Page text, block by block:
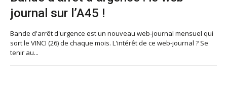
journal sur l’A45 !
Bande d'arrêt d'urgence est un nouveau web-journal mensuel qui
sort le VINCI (26) de chaque mois. L'intérêt de ce web-journal ? Se
tenir au...